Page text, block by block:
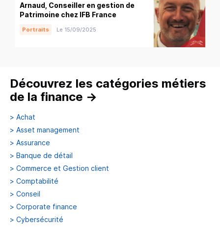
Arnaud, Conseiller en gestion de
Patrimoine chez IFB France
Portraits Le 15/09/2025
Découvrez les catégories métiers
de la finance →
> Achat
> Asset management
> Assurance
> Banque de détail
> Commerce et Gestion client
> Comptabilité
> Conseil
> Corporate finance
> Cybersécurité